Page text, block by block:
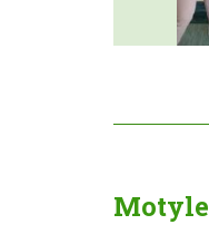
Motyle